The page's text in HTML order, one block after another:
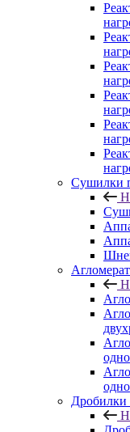
Сушилки
Дробилки